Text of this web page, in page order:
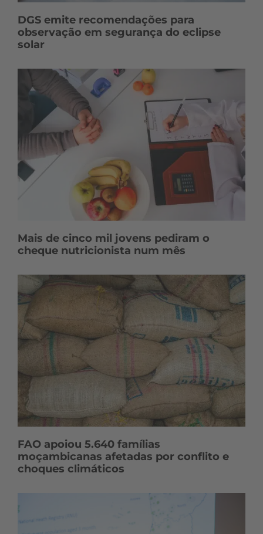
DGS emite recomendações para
observação em segurança do eclipse
solar
Mais de cinco mil jovens pediram o
cheque nutricionista num mês
FAO apoiou 5.640 famílias
moçambicanas afetadas por conflito e
choques climáticos